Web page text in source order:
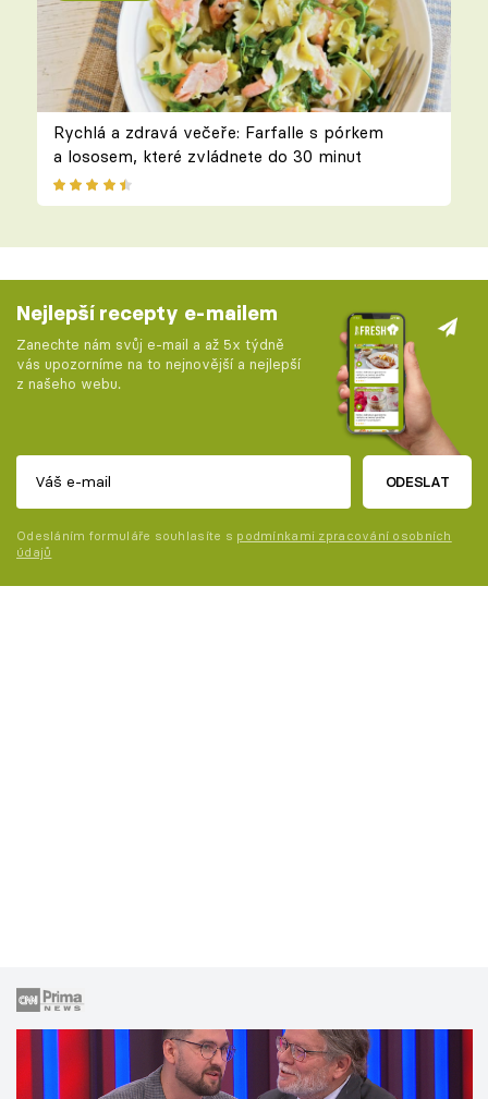
Rychlá a zdravá večeře: Farfalle s pórkem
a lososem, které zvládnete do 30 minut
Nejlepší recepty e-mailem
Zanechte nám svůj e-mail a až 5x týdně
vás upozorníme na to nejnovější a nejlepší
z našeho webu.
ODESLAT
Odesláním formuláře souhlasíte s podmínkami zpracování osobních
údajů